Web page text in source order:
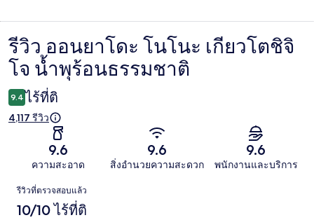
รีวิว
รีวิว ออนยาโดะ โนโนะ เกียวโตชิจิ
โจ น้ำพุร้อนธรรมชาติ
9.4 ไร้ที่ติ
4,117 รีวิว
9.6
ความสะอาด
9.6
สิ่งอำนวยความสะดวก
9.6
พนักงานและบริการ
รีวิว
รีวิวที่ตรวจสอบแล้ว
10/10 ไร้ที่ติ